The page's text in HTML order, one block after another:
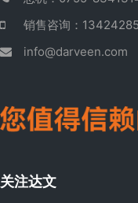
销售咨询：
info@darveen.com
关注达文